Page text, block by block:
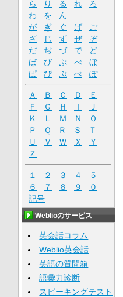
ら
り る れ
ろ
わ
を
ん
が
ぎ ぐ げ
ご
ざ
じ ず ぜ
ぞ
だ
ぢ づ で
ど
ば
び ぶ べ
ぼ
ぱ
ぴ ぷ ぺ ぽ
Ａ Ｂ Ｃ Ｄ
Ｅ
Ｆ
Ｇ Ｈ Ｉ
Ｊ
Ｋ
Ｌ Ｍ Ｎ
Ｏ
Ｐ
Ｑ Ｒ Ｓ
Ｔ
Ｕ
Ｖ Ｗ Ｘ
Ｙ
Ｚ
１ ２ ３ ４
５
６
７ ８ ９
０
記号
Weblioのサービス
英会話コラム
Weblio英会話
英語の質問箱
語彙力診断
スピーキングテスト